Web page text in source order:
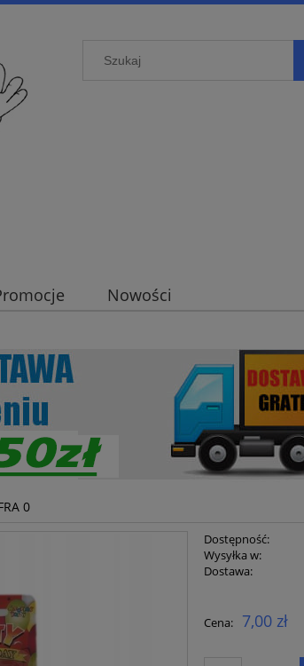
Nowości
0
Dostępność:
Wysyłka w:
Dostawa:
płatności
Cena: 7,00 zł